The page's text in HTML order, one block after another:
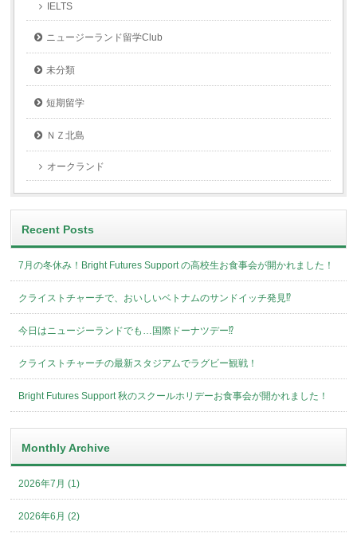
IELTS
ニュージーランド留学Club
未分類
短期留学
ＮＺ北島
オークランド
Recent Posts
7月の冬休み！Bright Futures Support の高校生お食事会が開かれました！
クライストチャーチで、おいしいベトナムのサンドイッチ発見⁉︎
今日はニュージーランドでも…国際ドーナツデー⁉︎
クライストチャーチの最新スタジアムでラグビー観戦！
Bright Futures Support 秋のスクールホリデーお食事会が開かれました！
Monthly Archive
2026年7月 (1)
2026年6月 (2)